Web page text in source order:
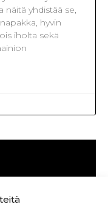
näitä yhdistää se,
hyvin
iholta sekä